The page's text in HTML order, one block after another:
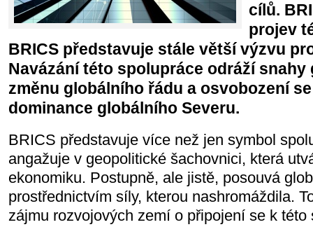
cílů.
projev
BRICS představuje stále větší výzvu
Navázání této spolupráce odráží
změnu globálního řádu a osvobození
dominance globálního Severu.
BRICS představuje více než jen symbol
angažuje v geopolitické šachovnici, která
ekonomiku. Postupně, ale jistě, posouvá
prostřednictvím síly, kterou nashromáždila.
zájmu rozvojových zemí o připojení se k této